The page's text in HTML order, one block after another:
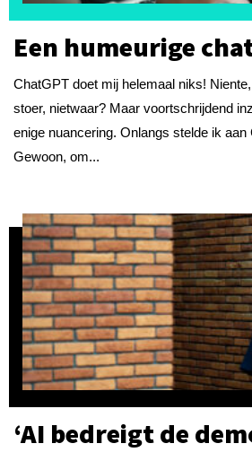
Een humeurige
ChatGPT doet mij helemaal niks!
stoer, nietwaar? Maar voortschrijdend
enige nuancering. Onlangs stelde ik
Gewoon, om...
‘AI bedreigt de